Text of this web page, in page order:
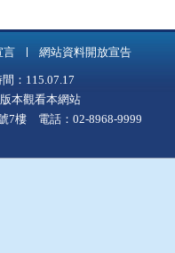
言 網站資料開放宣告
：115.07.17
本觀看本網站
7樓 電話：02-8968-9999